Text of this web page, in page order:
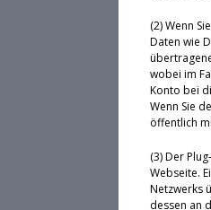
(2) Wenn
Daten wie
wobei im
Konto bei
Wenn Sie
öffentlich
(3) Der
Webseite.
Netzwerks
dessen an